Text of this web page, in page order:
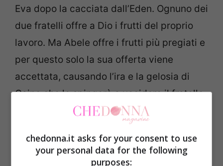
Eva dopo la cacciata dall’Eden. Ognuno dei
due fratelli offre a Dio i frutti del proprio
lavoro. Ma Abele offre i frutti più pregiati e
per questo solo la sua offerta viene
accettata, causando l’ira e la gelosia di
Caino che lo spingerà a uccidere il fratello.
Dal fallimento di Caino, allontanato poi da
Dio dalla terra macchiata col sangue di
Abele, potrebbe aver avuto origine il nome
chedonna.it asks for your consent to use
your personal data for the following
purposes: